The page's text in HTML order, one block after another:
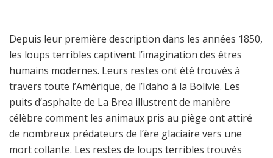
Depuis leur première description dans les années 1850,
les loups terribles captivent l’imagination des êtres
humains modernes. Leurs restes ont été trouvés à
travers toute l’Amérique, de l’Idaho à la Bolivie. Les
puits d’asphalte de La Brea illustrent de manière
célèbre comment les animaux pris au piège ont attiré
de nombreux prédateurs de l’ère glaciaire vers une
mort collante. Les restes de loups terribles trouvés